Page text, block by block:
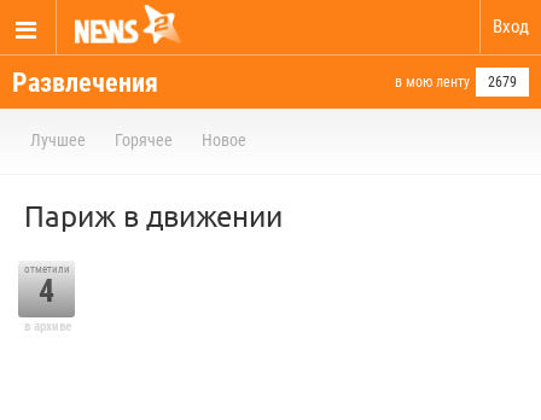
Вход
Развлечения в мою ленту 2679
Лучшее Горячее Новое
Париж в движении
отметили
4
в архиве